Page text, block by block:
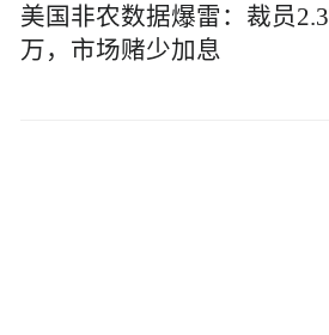
美国非农数据爆雷：裁员2.3
万，市场赌少加息